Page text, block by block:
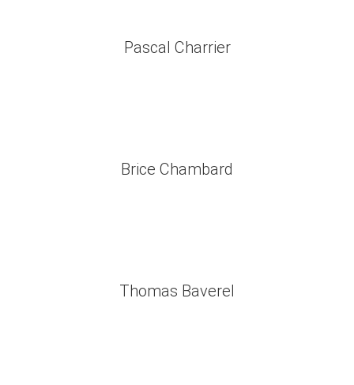
Pascal Charrier
Voir le profil
Brice Chambard
Voir le profil
Thomas Baverel
Voir le profil